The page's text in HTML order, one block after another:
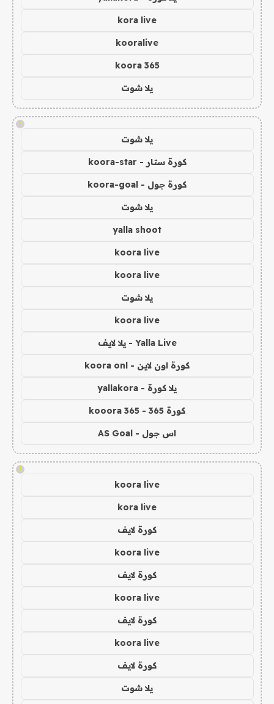
kora live
kooralive
koora 365
يلا شوت
!
يلا شوت
كورة ستار - koora-star
كورة جول - koora-goal
يلا شوت
yalla shoot
koora live
koora live
يلا شوت
koora live
Yalla Live - يلا لايف
كورة اون لاين - koora onl
يلا كورة - yallakora
كورة 365 - kooora 365
اس جول - AS Goal
!
koora live
kora live
كورة لايف
koora live
كورة لايف
koora live
كورة لايف
koora live
كورة لايف
يلا شوت